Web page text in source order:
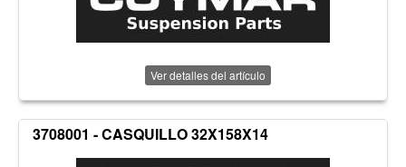
Ver detalles del artículo
3708001 - CASQUILLO 32X158X14